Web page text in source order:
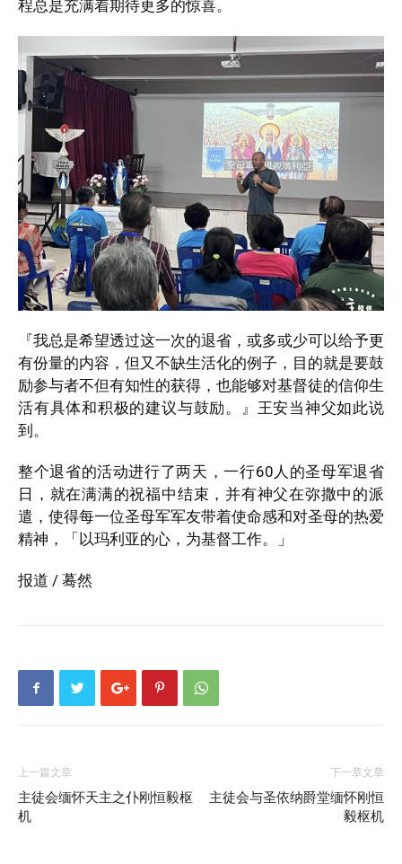
程总是充满着期待更多的惊喜。
『我总是希望透过这一次的退省，或多或少可以给予更
有份量的内容，但又不缺生活化的例子，目的就是要鼓
励参与者不但有知性的获得，也能够对基督徒的信仰生
活有具体和积极的建议与鼓励。』王安当神父如此说
到。
整个退省的活动进行了两天，一行60人的圣母军退省
日，就在满满的祝福中结束，并有神父在弥撒中的派
遣，使得每一位圣母军军友带着使命感和对圣母的热爱
精神，「以玛利亚的心，为基督工作。」
报道 / 蓦然
上一篇文章
主徒会缅怀天主之仆刚恒毅枢
机
下一章文章
主徒会与圣依纳爵堂缅怀刚恒
毅枢机